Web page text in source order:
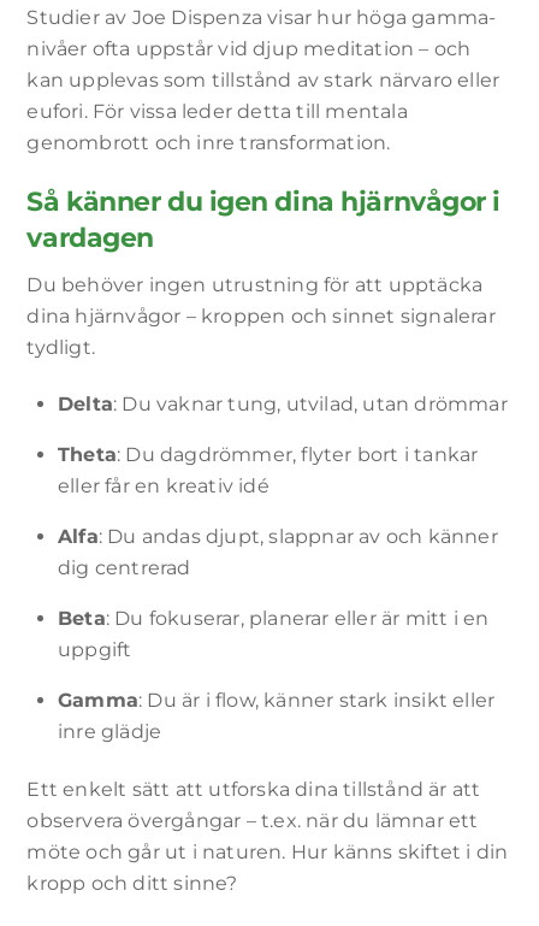
Studier av Joe Dispenza visar hur höga gamma-
nivåer ofta uppstår vid djup meditation – och
kan upplevas som tillstånd av stark närvaro eller
eufori. För vissa leder detta till mentala
genombrott och inre transformation.
Så känner du igen dina hjärnvågor i
vardagen
Du behöver ingen utrustning för att upptäcka
dina hjärnvågor – kroppen och sinnet signalerar
tydligt.
Delta: Du vaknar tung, utvilad, utan drömmar
Theta: Du dagdrömmer, flyter bort i tankar
eller får en kreativ idé
Alfa: Du andas djupt, slappnar av och känner
dig centrerad
Beta: Du fokuserar, planerar eller är mitt i en
uppgift
Gamma: Du är i flow, känner stark insikt eller
inre glädje
Ett enkelt sätt att utforska dina tillstånd är att
observera övergångar – t.ex. när du lämnar ett
möte och går ut i naturen. Hur känns skiftet i din
kropp och ditt sinne?